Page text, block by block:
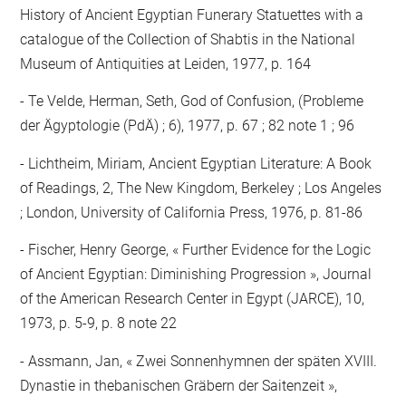
History of Ancient Egyptian Funerary Statuettes with a
catalogue of the Collection of Shabtis in the National
Museum of Antiquities at Leiden, 1977, p. 164
Te Velde, Herman, Seth, God of Confusion, (Probleme
der Ägyptologie (PdÄ) ; 6), 1977, p. 67 ; 82 note 1 ; 96
Lichtheim, Miriam, Ancient Egyptian Literature: A Book
of Readings, 2, The New Kingdom, Berkeley ; Los Angeles
; London, University of California Press, 1976, p. 81-86
Fischer, Henry George, « Further Evidence for the Logic
of Ancient Egyptian: Diminishing Progression », Journal
of the American Research Center in Egypt (JARCE), 10,
1973, p. 5-9, p. 8 note 22
Assmann, Jan, « Zwei Sonnenhymnen der späten XVIII.
Dynastie in thebanischen Gräbern der Saitenzeit »,